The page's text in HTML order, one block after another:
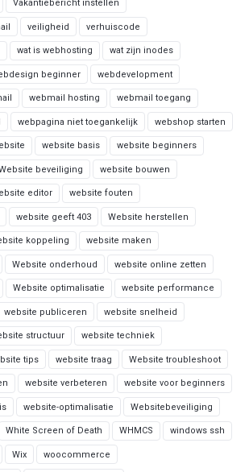
Vakantiebericht instellen
veiligheid verhuiscode
wat is webhosting wat zijn inodes
beginner webdevelopment
webmail hosting webmail toegang
webpagina niet toegankelijk webshop starten
website basis website beginners
beveiliging website bouwen
editor website fouten
website geeft 403 Website herstellen
koppeling website maken
Website onderhoud website online zetten
Website optimalisatie website performance
website publiceren website snelheid
structuur website techniek
tips website traag Website troubleshoot
website verbeteren website voor beginners
website-optimalisatie Websitebeveiliging
White Screen of Death WHMCS windows ssh
Wix woocommerce